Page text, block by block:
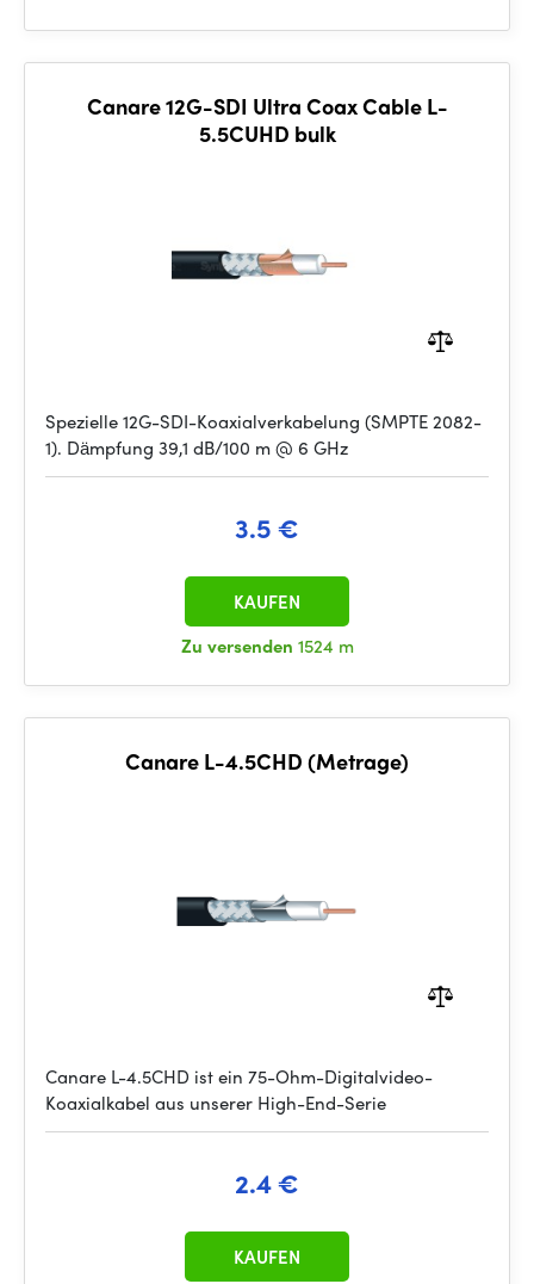
Canare 12G-SDI Ultra Coax Cable L-
5.5CUHD bulk
Spezielle 12G-SDI-Koaxialverkabelung (SMPTE 2082-
1). Dämpfung 39,1 dB/100 m @ 6 GHz
3.5 €
Zu versenden 1524 m
KAUFEN
Canare L-4.5CHD (Metrage)
Canare L-4.5CHD ist ein 75-Ohm-Digitalvideo-
Koaxialkabel aus unserer High-End-Serie
2.4 €
KAUFEN